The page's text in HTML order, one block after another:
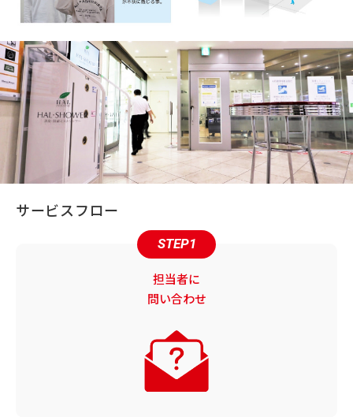
サービスフロー
STEP1
担当者に
問い合わせ